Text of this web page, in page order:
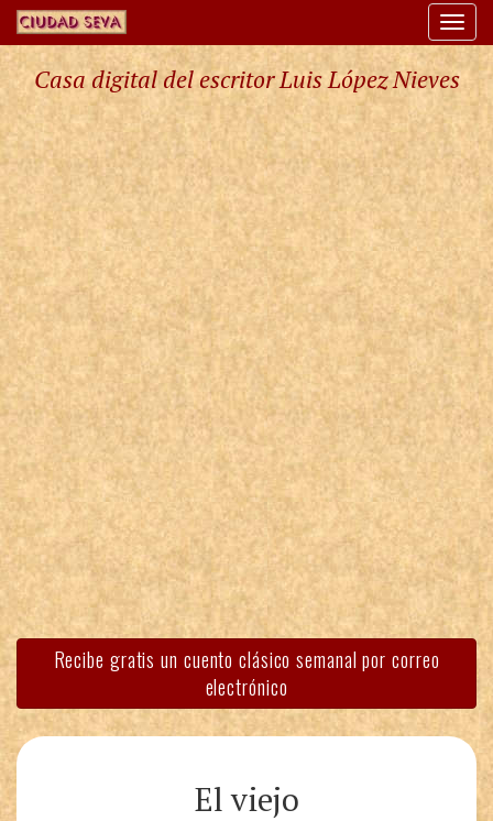
Casa digital del escritor Luis López Nieves
Recibe gratis un cuento clásico semanal por correo
electrónico
El viejo